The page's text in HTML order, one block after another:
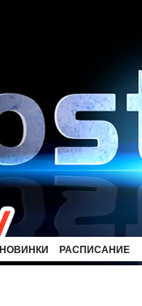
НОВИНКИ РАСПИСАНИЕ